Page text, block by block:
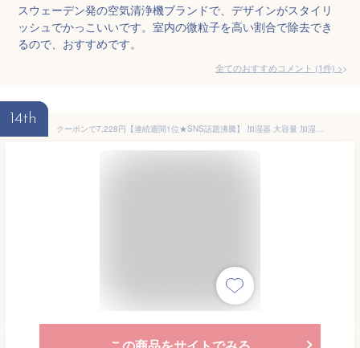
スウェーデン発の空気清浄機ブランドで、デザインがスタイリ
ッシュでかっこいいです。室内の微粒子を高い割合で除去でき
るので、おすすめです。
全てのおすすめコメント (1件) >
14th
クーポンで7,228円【連続週間1位★SNS話題沸騰】 加湿器 大容量 加湿器 卓上 9L AIスマート加湿 加湿機 ハイブリッド加湿器 加湿器 スチーム式 5重除菌 空気清浄機 湿度設定 マイナスイオン UVライト除菌 高温除菌 リモコン 次亜塩素酸水対応 アロマ対応